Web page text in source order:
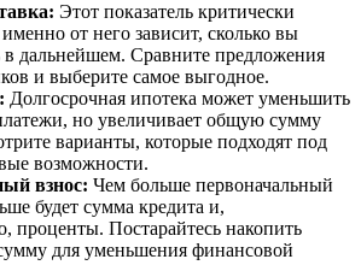
Этот показатель критически
от него зависит, сколько вы
в дальнейшем. Сравните предложения
и выберите самое выгодное.
Долгосрочная ипотека может уменьшить
но увеличивает общую сумму
варианты, которые подходят под
возможности.
взнос: Чем больше первоначальный
будет сумма кредита и,
проценты. Постарайтесь накопить
для уменьшения финансовой